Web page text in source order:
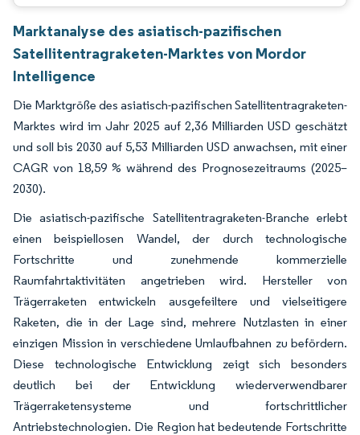
Marktanalyse des asiatisch-pazifischen
Satellitentragraketen-Marktes von Mordor
Intelligence
Die Marktgröße des asiatisch-pazifischen Satellitentragraketen-
Marktes wird im Jahr 2025 auf 2,36 Milliarden USD geschätzt
und soll bis 2030 auf 5,53 Milliarden USD anwachsen, mit einer
CAGR von 18,59 % während des Prognosezeitraums (2025–
2030).
Die asiatisch-pazifische Satellitentragraketen-Branche erlebt
einen beispiellosen Wandel, der durch technologische
Fortschritte und zunehmende kommerzielle
Raumfahrtaktivitäten angetrieben wird. Hersteller von
Trägerraketen entwickeln ausgefeiltere und vielseitigere
Raketen, die in der Lage sind, mehrere Nutzlasten in einer
einzigen Mission in verschiedene Umlaufbahnen zu befördern.
Diese technologische Entwicklung zeigt sich besonders
deutlich bei der Entwicklung wiederverwendbarer
Trägerraketensysteme und fortschrittlicher
Antriebstechnologien. Die Region hat bedeutende Fortschritte